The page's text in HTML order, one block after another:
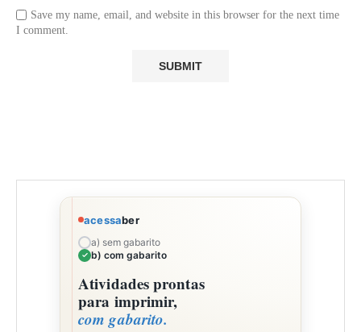
Save my name, email, and website in this browser for the next time
I comment.
acessaber
a) sem gabarito
b) com gabarito
Atividades prontas
para imprimir,
com gabarito.